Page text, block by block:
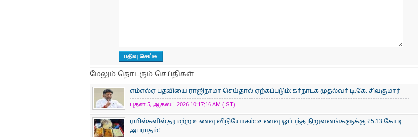
மேலும் தொடரும் செய்திகள்
எம்எல்ஏ பதவியை ராஜிநாமா செய்தால் ஏற்கப்படும்: கா்நாடக முதல்வா் டி.கே. சிவகுமார்
புதன் 5, ஆகஸ்ட் 2026 10:17:16 AM (IST)
ரயில்களில் தரமற்ற உணவு விநியோகம்: உணவு ஒப்பந்த நிறுவனங்களுக்கு ₹5.13 கோடி
அபராதம்!